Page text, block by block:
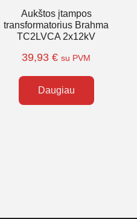
Aukštos įtampos
transformatorius Brahma
TC2LVCA 2x12kV
39,93€ su PVM
Daugiau